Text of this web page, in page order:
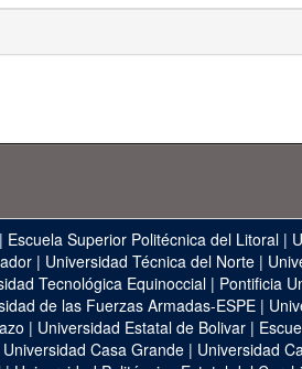
| Escuela Superior Politécnica del Litoral |
| Universidad Técnica del Norte|
Tecnológica Equinoccial| Pontificia
de las Fuerzas Armadas-ESPE |
| Universidad Estatal de Bolivar|
Universidad Casa Grande | Universidad